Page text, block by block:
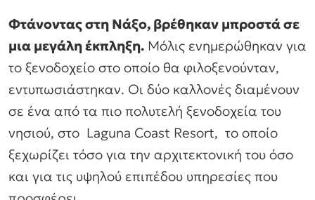
Φτάνοντας στη Νάξο, βρέθηκαν μπροστά σε
μια μεγάλη έκπληξη. Μόλις ενημερώθηκαν για
το ξενοδοχείο στο οποίο θα φιλοξενούνταν,
εντυπωσιάστηκαν. Οι δύο καλλονές διαμένουν
σε ένα από τα πιο πολυτελή ξενοδοχεία του
νησιού, στο Laguna Coast Resort, το οποίο
ξεχωρίζει τόσο για την αρχιτεκτονική του όσο
και για τις υψηλού επιπέδου υπηρεσίες που